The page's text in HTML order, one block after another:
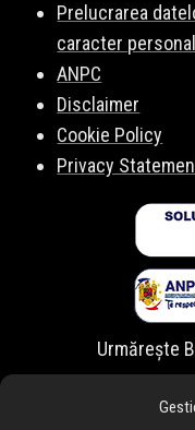
Prelucrarea
caracter personal
ANPC
Disclaimer
Cookie Policy
Privacy
Urmărește